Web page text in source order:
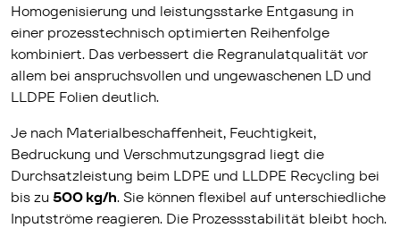
Homogenisierung und leistungsstarke Entgasung in
einer prozesstechnisch optimierten Reihenfolge
kombiniert. Das verbessert die Regranulatqualität vor
allem bei anspruchsvollen und ungewaschenen LD und
LLDPE Folien deutlich.
Je nach Materialbeschaffenheit, Feuchtigkeit,
Bedruckung und Verschmutzungsgrad liegt die
Durchsatzleistung beim LDPE und LLDPE Recycling bei
bis zu500 kg/h. Sie können flexibel auf unterschiedliche
Inputströme reagieren. Die Prozessstabilität bleibt hoch.